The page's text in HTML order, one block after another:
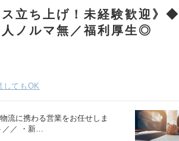
ス立ち上げ！未経験歓迎》
ノルマ無／福利厚生◎
してもOK
流に携わる営業をお任せしま
／／ ・新…